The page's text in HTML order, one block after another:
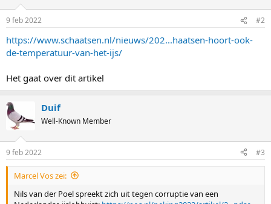
9 feb 2022 #2
https://www.schaatsen.nl/nieuws/202...haatsen-hoort-ook-
de-temperatuur-van-het-ijs/
Het gaat over dit artikel
Duif
Well-Known Member
9 feb 2022 #3
Marcel Vos zei:
Nils van der Poel spreekt zich uit tegen corruptie van een